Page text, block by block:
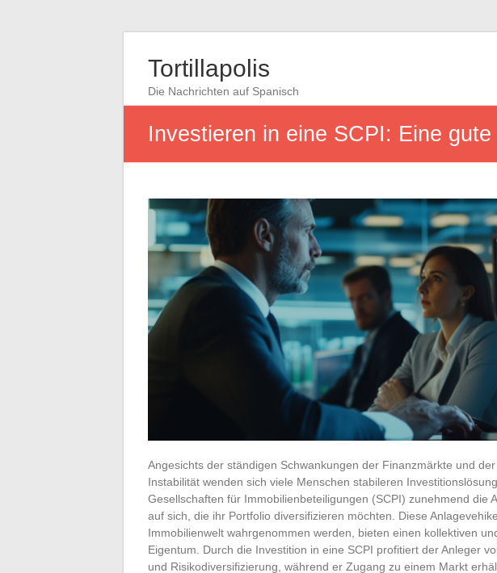
Tortillapolis
Die Nachrichten auf Spanisch
Investieren in eine SCPI: Eine
Angesichts der ständigen Schwankungen der Finanzmärkte und
Instabilität wenden sich viele Menschen stabileren
Gesellschaften für Immobilienbeteiligungen (SCPI) zunehmend die
auf sich, die ihr Portfolio diversifizieren möchten. Diese
Immobilienwelt wahrgenommen werden, bieten einen kollektiven
Eigentum. Durch die Investition in eine SCPI profitiert der Anleger
und Risikodiversifizierung, während er Zugang zu einem Markt